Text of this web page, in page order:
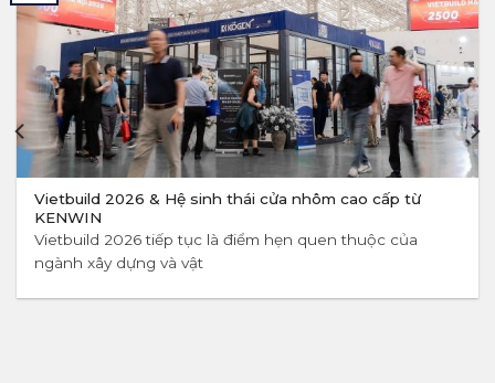
Vietbuild 2026 & Hệ sinh thái cửa nhôm cao cấp từ
KENWIN
Vietbuild 2026 tiếp tục là điểm hẹn quen thuộc của
ngành xây dựng và vật